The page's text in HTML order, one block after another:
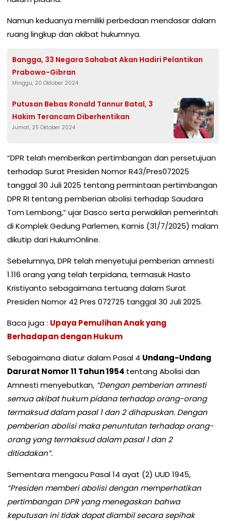
Namun keduanya memiliki perbedaan mendasar dalam
ruang lingkup dan akibat hukumnya.
Bangga, 33 Negara Sahabat Akan Hadiri Pelantikan
Prabowo-Gibran
Minggu, 20 Oktober 2024
Putusan Bebas Ronald Tannur Batal, 3
Hakim Terancam Diberhentikan
Jumat, 25 Oktober 2024
“DPR telah memberikan pertimbangan dan persetujuan
terhadap Surat Presiden Nomor R43/Pres072025
tanggal 30 Juli 2025 tentang permintaan pertimbangan
DPR RI tentang pemberian abolisi terhadap Saudara
Tom Lembong,” ujar Dasco serta perwakilan pemerintah
di Komplek Gedung Parlemen, Kamis (31/7/2025) malam
dikutip dari HukumOnline.
Sebelumnya, DPR telah menyetujui pemberian amnesti
1.116 orang yang telah terpidana, termasuk Hasto
Kristiyanto sebagaimana tertuang dalam Surat
Presiden Nomor 42 Pres 072725 tanggal 30 Juli 2025.
Baca juga : Upaya Pemulihan Anak yang
Berhadapan dengan Hukum
Sebagaimana diatur dalam Pasal 4 Undang-Undang
Darurat Nomor 11 Tahun 1954 tentang Abolisi dan
Amnesti menyebutkan, “Dengan pemberian amnesti
semua akibat hukum pidana terhadap orang-orang
termaksud dalam pasal 1 dan 2 dihapuskan. Dengan
pemberian abolisi maka penuntutan terhadap orang-
orang yang termaksud dalam pasal 1 dan 2
ditiadakan”.
Sementara mengacu Pasal 14 ayat (2) UUD 1945,
“Presiden memberi abolisi dengan memperhatikan
pertimbangan DPR yang menegaskan bahwa
keputusan ini tidak dapat diambil secara sepihak